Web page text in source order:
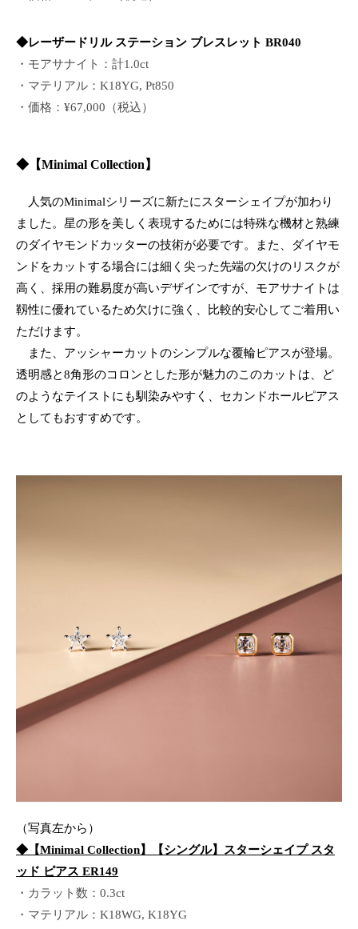
◆レーザードリル ステーション ブレスレット BR040
・モアサナイト：計1.0ct
・マテリアル：K18YG, Pt850
・価格：¥67,000（税込）
◆ 【Minimal Collection】
人気のMinimalシリーズに新たにスターシェイプが加わり
ました。星の形を美しく表現するためには特殊な機材と熟練
のダイヤモンドカッターの技術が必要です。また、ダイヤモ
ンドをカットする場合には細く尖った先端の欠けのリスクが
高く、採用の難易度が高いデザインですが、モアサナイトは
靱性に優れているため欠けに強く、比較的安心してご着用い
ただけます。
また、アッシャーカットのシンプルな覆輪ピアスが登場。
透明感と8角形のコロンとした形が魅力のこのカットは、ど
のようなテイストにも馴染みやすく、セカンドホールピアス
としてもおすすめです。
（写真左から）
◆【Minimal Collection】【シングル】スターシェイプ スタ
ッド ピアス ER149
・カラット数：0.3ct
・マテリアル：K18WG, K18YG